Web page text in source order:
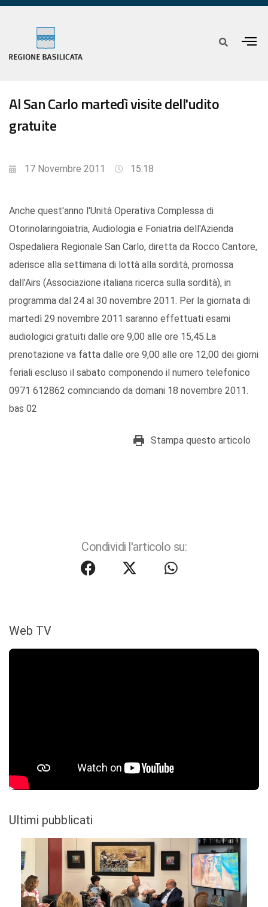
Al San Carlo martedì visite dell'udito
gratuite
17 Novembre 2011 15:18
Anche quest'anno l'Unità Operativa Complessa di
Otorinolaringoiatria, Audiologia e Foniatria dell'Azienda
Ospedaliera Regionale San Carlo, diretta da Rocco Cantore,
aderisce alla settimana di lottà alla sordità, promossa
dall'Airs (Associazione italiana ricerca sulla sordità), in
programma dal 24 al 30 novembre 2011. Per la giornata di
martedì 29 novembre 2011 saranno effettuati esami
audiologici gratuiti dalle ore 9,00 alle ore 15,45.La
prenotazione va fatta dalle ore 9,00 alle ore 12,00 dei giorni
feriali escluso il sabato componendo il numero telefonico
0971 612862 cominciando da domani 18 novembre 2011.
bas 02
Stampa questo articolo
Condividi l'articolo su:
Web TV
Ultimi pubblicati